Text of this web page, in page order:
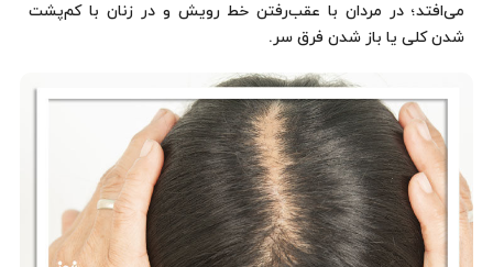
می‌افتد؛ در مردان با عقب‌رفتن خط رویش و در زنان با کم‌پشت
شدن کلی یا باز شدن فرق سر.